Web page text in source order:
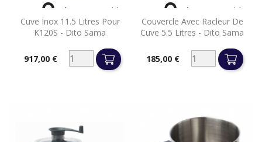
Cuve Inox 11.5 Litres Pour
K120S - Dito Sama
Prix917,00 €
 Aperçu rapide
Couvercle Avec Racleur De
Cuve 5.5 Litres - Dito Sama
Prix185,00 €
 Aperçu rapide